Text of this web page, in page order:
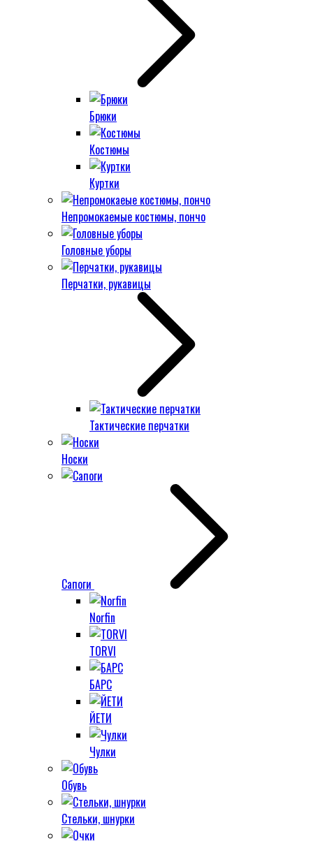
Брюки
Костюмы
Куртки
Непромокаемые костюмы, пончо
Головные уборы
Перчатки, рукавицы
Тактические перчатки
Носки
Сапоги
Norfin
TORVI
БАРС
ЙЕТИ
Чулки
Обувь
Стельки, шнурки